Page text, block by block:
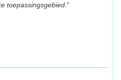
toepassingsgebied .”